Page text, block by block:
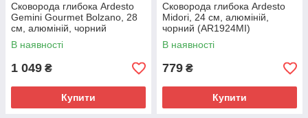
Сковорода глибока Ardesto
Gemini Gourmet Bolzano, 28
см, алюміній, чорний
(AR1928GDP)
В наявності
1 049 ₴
Купити
Сковорода глибока Ardesto
Midori, 24 см, алюміній,
чорний (AR1924MI)
В наявності
779 ₴
Купити